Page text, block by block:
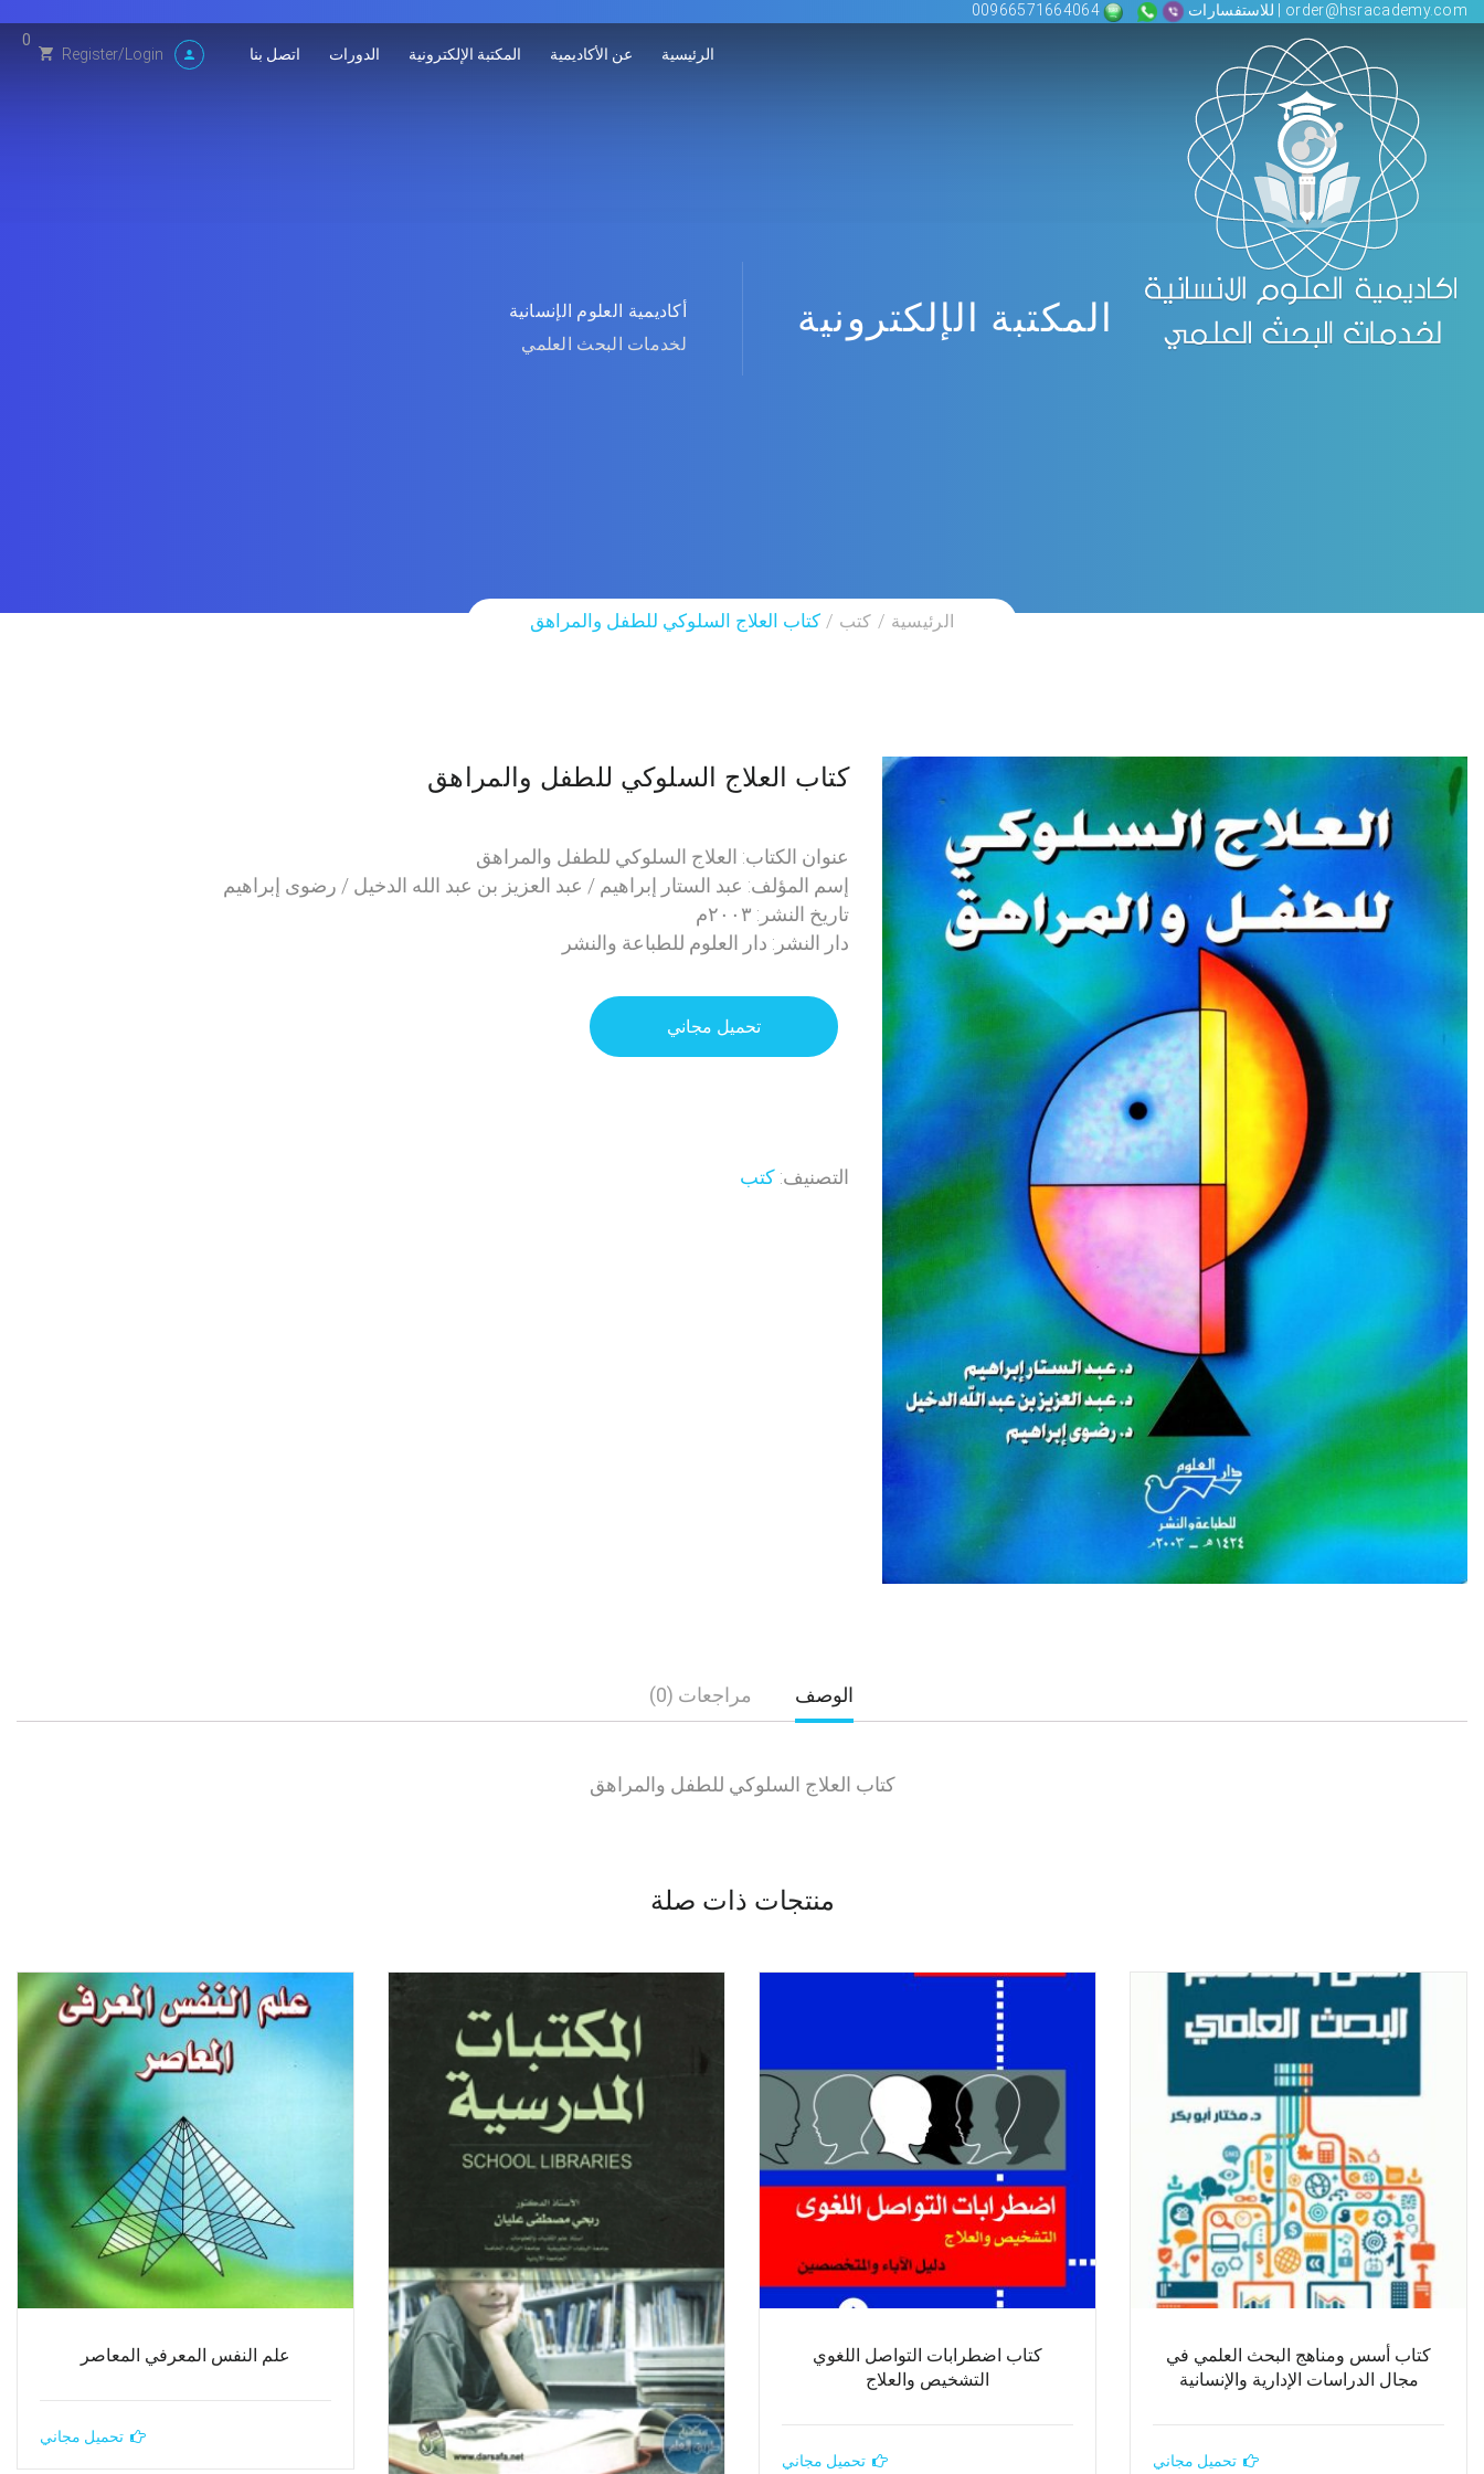
order@hsracademy.com | للاستفسارات 00966571664064
الرئيسية عن الأكاديمية المكتبة الإلكترونية الدورات اتصل بنا Register/Login
0
المكتبة الإلكترونية
أكاديمية العلوم الإنسانية
لخدمات البحث العلمي
الرئيسية كتب كتاب العلاج السلوكي للطفل والمراهق
كتاب العلاج السلوكي للطفل والمراهق
عنوان الكتاب: العلاج السلوكي للطفل والمراهق
إسم المؤلف: عبد الستار إبراهيم / عبد العزيز بن عبد الله الدخيل / رضوى إبراهيم
تاريخ النشر: ٢٠٠٣م
دار النشر: دار العلوم للطباعة والنشر
تحميل مجاني
التصنيف: كتب
الوصف مراجعات (0)
كتاب العلاج السلوكي للطفل والمراهق
منتجات ذات صلة
كتاب أسس ومناهج البحث العلمي في
مجال الدراسات الإدارية والإنسانية
تحميل مجاني
كتاب اضطرابات التواصل اللغوي
التشخيص والعلاج
تحميل مجاني
علم النفس المعرفي المعاصر
تحميل مجاني